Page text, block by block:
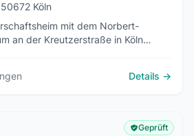
Köln
mit dem Norbert-
an der Kreutzerstraße in Köln
Details →
Geprüft